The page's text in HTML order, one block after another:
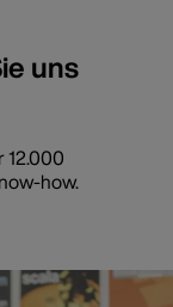
uns
12.000
how.